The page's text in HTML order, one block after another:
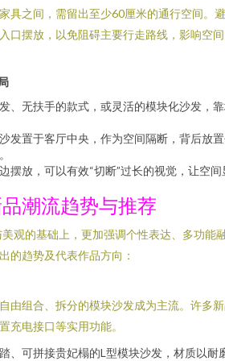
具之间，需留出至少60厘米的通行空间。
口摆放，以免阻碍主要行走路线，影响空
、无扶手的款式，或灵活的模块化沙发，
发置于客厅中央，作为空间隔断，背后放
摆放，可以有效“切断”过长的视觉，让空间
潮流趋势与推荐
观的基础上，更加强调个性表达、多功能
的趋势及代表作品方向：
由组合、拆分的模块沙发成为主流。许多
充电接口等实用功能。
、可拼接贵妃榻的L型模块沙发，材质以耐